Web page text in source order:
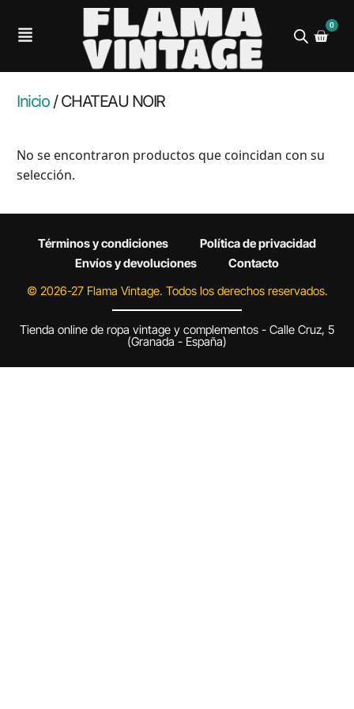
0
Inicio/ CHATEAU NOIR
No se encontraron productos que coincidan con su
selección.
Términos y condiciones
Política de privacidad
Envíos y devoluciones
Contacto
© 2026-27 Flama Vintage. Todos los derechos reservados.
Tienda online de ropa vintage y complementos - Calle Cruz, 5
(Granada - España)